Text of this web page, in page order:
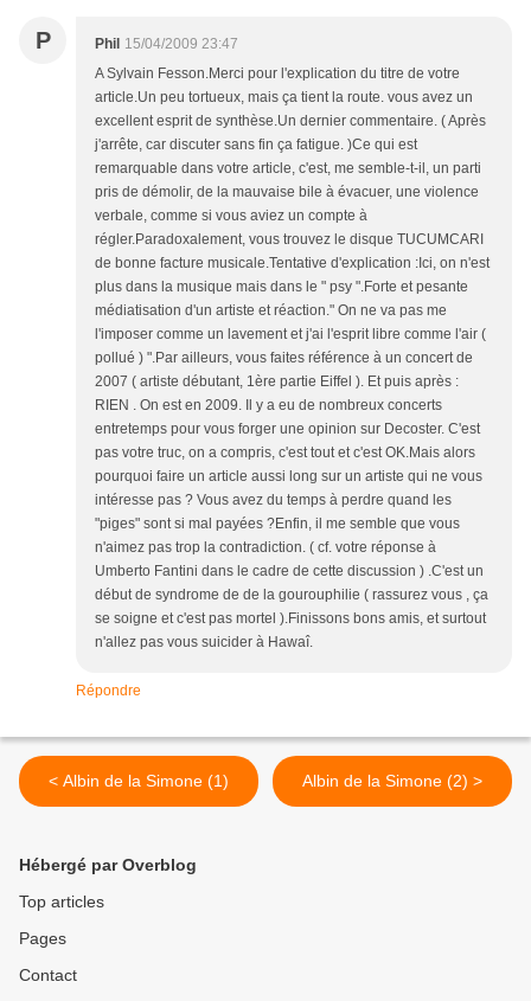
P Phil 15/04/2009 23:47
A Sylvain Fesson.Merci pour l'explication du titre de votre
article.Un peu tortueux, mais ça tient la route. vous avez un
excellent esprit de synthèse.Un dernier commentaire. ( Après
j'arrête, car discuter sans fin ça fatigue. )Ce qui est
remarquable dans votre article, c'est, me semble-t-il, un parti
pris de démolir, de la mauvaise bile à évacuer, une violence
verbale, comme si vous aviez un compte à
régler.Paradoxalement, vous trouvez le disque TUCUMCARI
de bonne facture musicale.Tentative d'explication :Ici, on n'est
plus dans la musique mais dans le " psy ".Forte et pesante
médiatisation d'un artiste et réaction." On ne va pas me
l'imposer comme un lavement et j'ai l'esprit libre comme l'air (
pollué ) ".Par ailleurs, vous faites référence à un concert de
2007 ( artiste débutant, 1ère partie Eiffel ). Et puis après :
RIEN . On est en 2009. Il y a eu de nombreux concerts
entretemps pour vous forger une opinion sur Decoster. C'est
pas votre truc, on a compris, c'est tout et c'est OK.Mais alors
pourquoi faire un article aussi long sur un artiste qui ne vous
intéresse pas ? Vous avez du temps à perdre quand les
"piges" sont si mal payées ?Enfin, il me semble que vous
n'aimez pas trop la contradiction. ( cf. votre réponse à
Umberto Fantini dans le cadre de cette discussion ) .C'est un
début de syndrome de de la gourouphilie ( rassurez vous , ça
se soigne et c'est pas mortel ).Finissons bons amis, et surtout
n'allez pas vous suicider à Hawaî.
Répondre
< Albin de la Simone (1) Albin de la Simone (2) >
Hébergé par Overblog
Top articles
Pages
Contact